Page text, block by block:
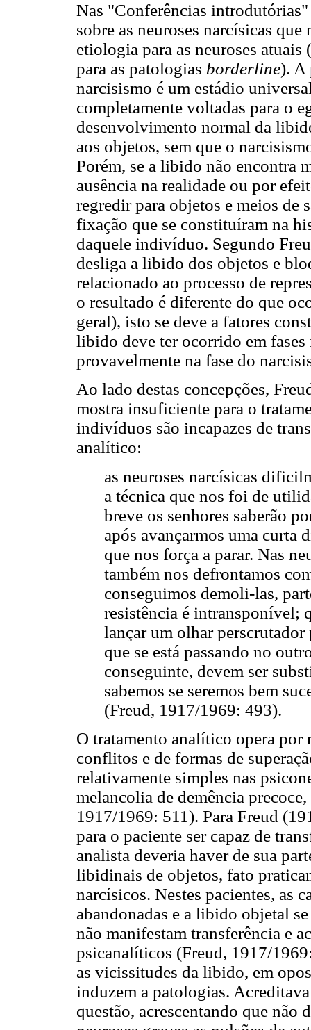
Nas "Conferências
sobre as neuroses narcísicas
etiologia para as neuroses
para as patologias borderline). A
narcisismo é um estádio
completamente voltadas para o
desenvolvimento normal da
aos objetos, sem que o
Porém, se a libido não encontra
ausência na realidade ou por
regredir para objetos e meios de
fixação que se constituíram na
daquele indivíduo. Segundo
desliga a libido dos objetos e
relacionado ao processo de
o resultado é diferente do que
geral), isto se deve a fatores
libido deve ter ocorrido em
provavelmente na fase do
Ao lado destas concepções,
mostra insuficiente para o
indivíduos são incapazes de
analítico:
as neuroses narcísicas
a técnica que nos foi de
breve os senhores saberão
após avançarmos uma curta
que nos força a parar. Nas
também nos defrontamos
conseguimos demoli-las,
resistência é intransponível;
lançar um olhar
que se está passando no
conseguinte, devem ser
sabemos se seremos bem
(Freud, 1917/1969: 493).
O tratamento analítico opera por
conflitos e de formas de
relativamente simples nas
melancolia de demência
1917/1969: 511). Para Freud
para o paciente ser capaz de
analista deveria haver de sua
libidinais de objetos, fato
narcísicos. Nestes pacientes, as
abandonadas e a libido objetal
não manifestam transferência e
psicanalíticos (Freud, 1917/
as vicissitudes da libido, em
induzem a patologias.
questão, acrescentando que não